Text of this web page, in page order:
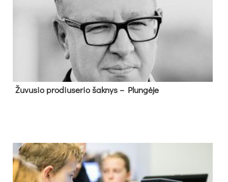
Žu­vu­sio pro­diu­se­rio šak­nys – Plun­gė­je